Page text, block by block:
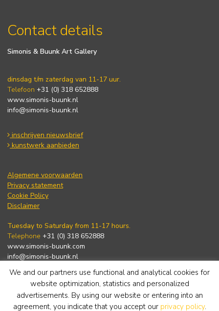
Contact details
Simonis & Buunk Art Gallery
dinsdag t/m zaterdag van 11-17 uur.
Telefoon +31 (0) 318 652888
www.simonis-buunk.nl
info@simonis-buunk.nl
inschrijven nieuwsbrief
kunstwerk aanbieden
Algemene voorwaarden
Privacy statement
Cookie Policy
Disclaimer
Tuesday to Saturday from 11-17 hours.
Telephone +31 (0) 318 652888
www.simonis-buunk.com
info@simonis-buunk.nl
subscribe to newsletter
We and our partners use functional and analytical cookies for
website optimization, statistics and personalized
advertisements. By using our website or entering into an
agreement, you indicate that you accept our privacy policy.